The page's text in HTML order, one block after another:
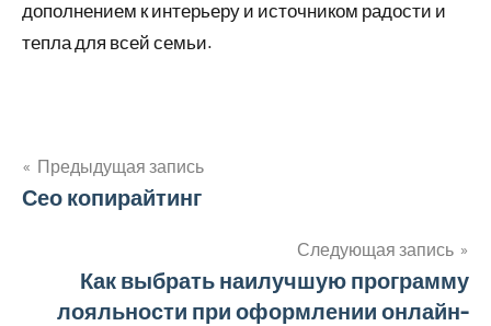
дополнением к интерьеру и источником радости и
тепла для всей семьи.
Навигация
записям
Предыдущая запись
Сео копирайтинг
Следующая запись
Как выбрать наилучшую программу
лояльности при оформлении онлайн-